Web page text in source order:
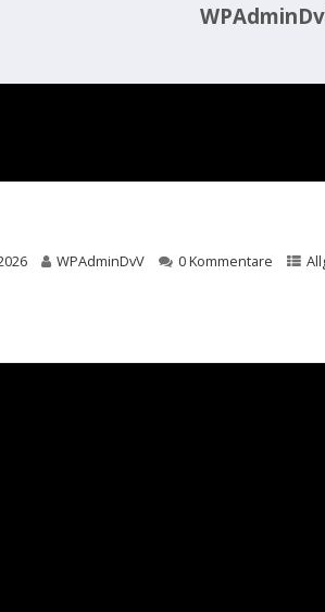
WPAdminDvV 0 Kommentare